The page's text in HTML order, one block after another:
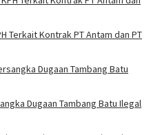
Terkait Kontrak PT Antam dan PT
Dugaan Tambang Batu Ilegal